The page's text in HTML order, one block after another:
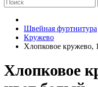
Швейная фуртнитура
Кружево
Хлопковое кружево,
Хлопковое